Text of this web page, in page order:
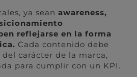
ya seanawareness,
reflejarse en la forma
Cada contenido debe
carácter de la marca,
para cumplir con un KPI.